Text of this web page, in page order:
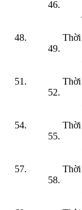
Thời
Thời
Thời
Thời